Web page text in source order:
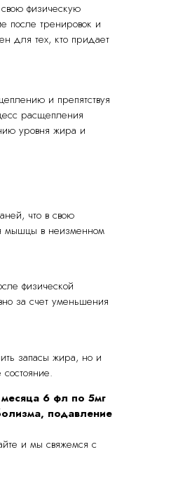
свою физическую
после тренировок и
для тех, кто придает
и препятствуя
расщепления
уровня жира и
что в свою
мышцы в неизменном
физической
за счет уменьшения
запасы жира, но и
6 фл по 5мг
подавление
и мы свяжемся с